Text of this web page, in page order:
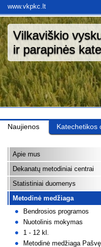
www.vkpkc.lt
Vilkaviškio
ir parapinės
Naujienos Katechetikos
Apie mus
Dekanatų metodiniai centrai
Statistiniai duomenys
Metodinė medžiaga
Bendrosios programos
Nuotolinis mokymas
1 - 12 kl.
Metodinė medžiaga